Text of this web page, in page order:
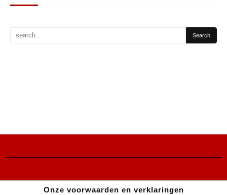
Onze voorwaarden en verklaringen